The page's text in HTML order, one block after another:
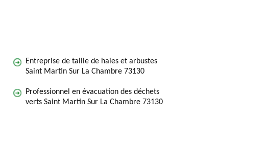
Entreprise de taille de haies et arbustes
Saint Martin Sur La Chambre 73130
Professionnel en évacuation des déchets
verts Saint Martin Sur La Chambre 73130